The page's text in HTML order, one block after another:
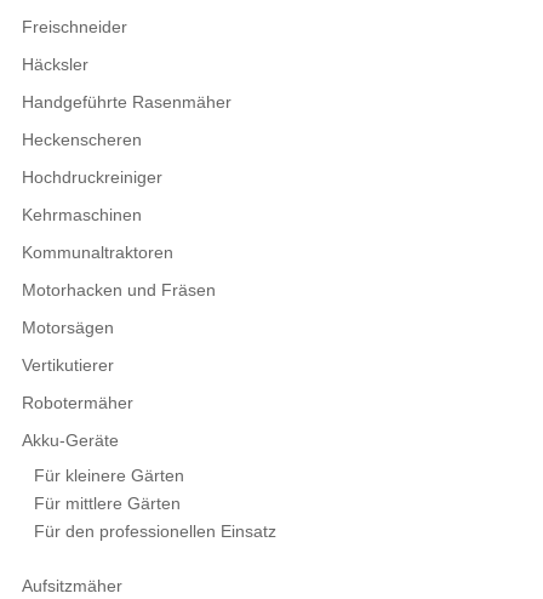
Freischneider
Häcksler
Handgeführte Rasenmäher
Heckenscheren
Hochdruckreiniger
Kehrmaschinen
Kommunaltraktoren
Motorhacken und Fräsen
Motorsägen
Vertikutierer
Robotermäher
Akku-Geräte
Für kleinere Gärten
Für mittlere Gärten
Für den professionellen Einsatz
Aufsitzmäher